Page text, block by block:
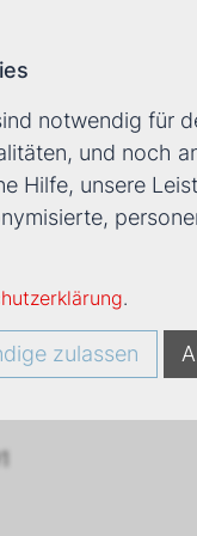
Tools
notwendig für
und noch
Hilfe, unsere
.
zulassen